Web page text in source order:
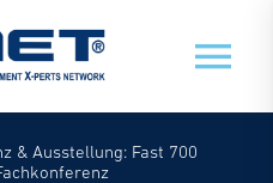
& Ausstellung: Fast 700